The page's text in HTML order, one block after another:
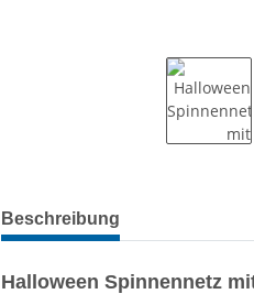
weitere Registerkarten anzeigen
Beschreibung
Halloween Spinnennetz